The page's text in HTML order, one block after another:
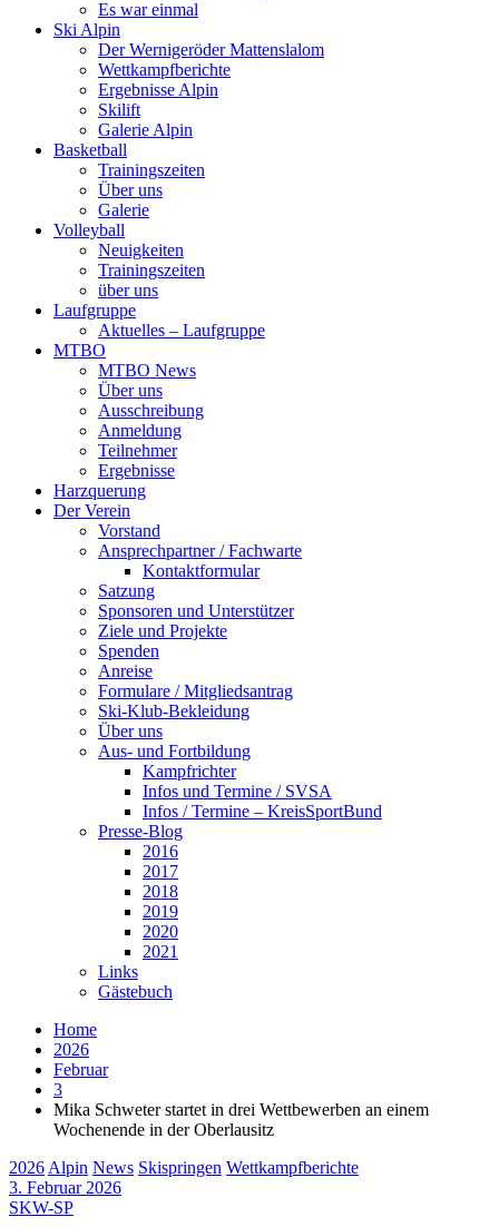
Es war einmal
Ski Alpin
Der Wernigeröder Mattenslalom
Wettkampfberichte
Ergebnisse Alpin
Skilift
Galerie Alpin
Basketball
Trainingszeiten
Über uns
Galerie
Volleyball
Neuigkeiten
Trainingszeiten
über uns
Laufgruppe
Aktuelles – Laufgruppe
MTBO
MTBO News
Über uns
Ausschreibung
Anmeldung
Teilnehmer
Ergebnisse
Harzquerung
Der Verein
Vorstand
Ansprechpartner / Fachwarte
Kontaktformular
Satzung
Sponsoren und Unterstützer
Ziele und Projekte
Spenden
Anreise
Formulare / Mitgliedsantrag
Ski-Klub-Bekleidung
Über uns
Aus- und Fortbildung
Kampfrichter
Infos und Termine / SVSA
Infos / Termine – KreisSportBund
Presse-Blog
2016
2017
2018
2019
2020
2021
Links
Gästebuch
Home
2026
Februar
3
Mika Schweter startet in drei Wettbewerben an einem
Wochenende in der Oberlausitz
2026 Alpin News Skispringen Wettkampfberichte
3. Februar 2026
SKW-SP